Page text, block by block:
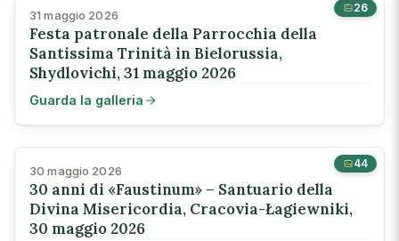
26
31 maggio 2026
Festa patronale della Parrocchia della
Santissima Trinità in Bielorussia,
Shydlovichi, 31 maggio 2026
Guarda la galleria
44
30 maggio 2026
30 anni di «Faustinum» – Santuario della
Divina Misericordia, Cracovia-Łagiewniki,
30 maggio 2026